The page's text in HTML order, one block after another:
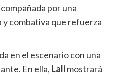
por una
combativa que refuerza
en el escenario con una
En ella, Lalimostrará